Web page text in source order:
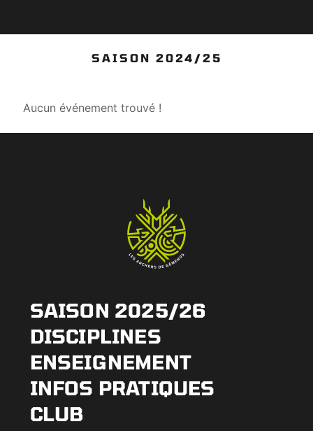
SAISON 2024/25
Aucun événement trouvé !
SAISON 2025/26
DISCIPLINES
ENSEIGNEMENT
INFOS PRATIQUES
CLUB